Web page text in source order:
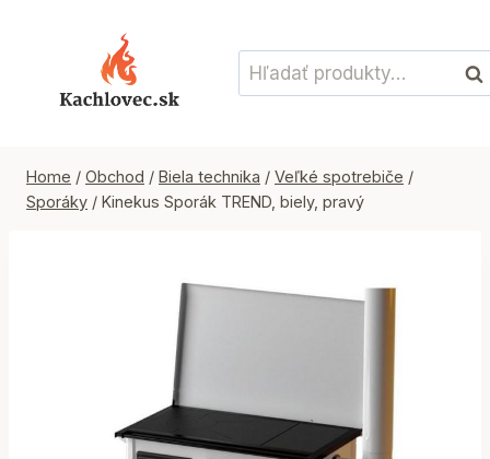
Hľadať:
Home / Obchod / Biela technika / Veľké spotrebiče /
Sporáky / Kinekus Sporák TREND, biely, pravý